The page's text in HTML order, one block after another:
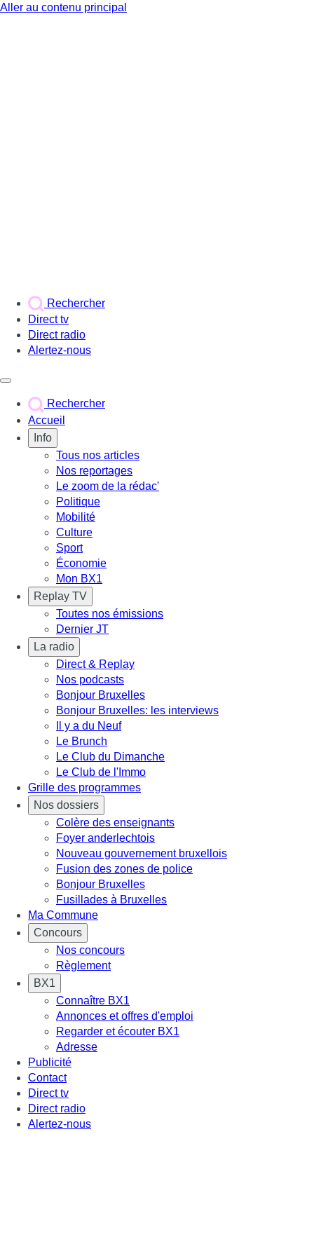
Aller au contenu principal
Rechercher
Direct tv
Direct radio
Alertez-nous
Rechercher
Accueil
Info
Tous nos articles
Nos reportages
Le zoom de la rédac'
Politique
Mobilité
Culture
Sport
Économie
Mon BX1
Replay TV
Toutes nos émissions
Dernier JT
La radio
Direct & Replay
Nos podcasts
Bonjour Bruxelles
Bonjour Bruxelles: les interviews
Il y a du Neuf
Le Brunch
Le Club du Dimanche
Le Club de l'Immo
Grille des programmes
Nos dossiers
Colère des enseignants
Foyer anderlechtois
Nouveau gouvernement bruxellois
Fusion des zones de police
Bonjour Bruxelles
Fusillades à Bruxelles
Ma Commune
Concours
Nos concours
Règlement
BX1
Connaître BX1
Annonces et offres d'emploi
Regarder et écouter BX1
Adresse
Publicité
Contact
Direct tv
Direct radio
Alertez-nous